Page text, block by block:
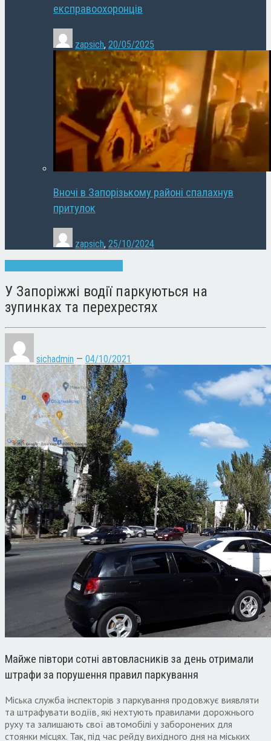
експравоохоронців
zapsich, 20/05/2025
Вночі в Запорізькому районі спалахнув
притулок
zapsich, 25/10/2024
У Запоріжжі водії паркуються на
зупинках та перехрестях
sichadmin — 04/10/2021
Майже півтори сотні автовласників за день отримали
штрафи за порушення правил паркування
Міська служба інспекторів з паркування продовжує виявляти
та штрафувати водіїв, які нехтують правилами дорожнього
руху та залишають свої автомобілі у заборонених для
стоянки місцях. Так, під час рейду вихідного дня на міських